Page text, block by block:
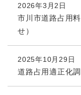
2026年3月2日
市川市道路占用
せ）
2025年10月29日
道路占用適正化